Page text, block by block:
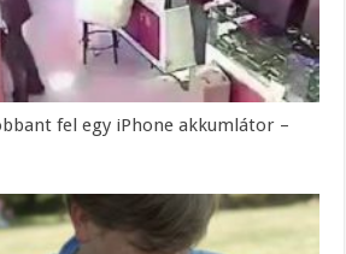
fel egy iPhone akkumlátor –